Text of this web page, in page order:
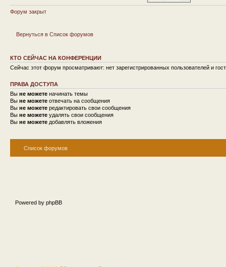
Форум закрыт
Вернуться в Список форумов
КТО СЕЙЧАС НА КОНФЕРЕНЦИИ
Сейчас этот форум просматривают: нет зарегистрированных пользователей и
ПРАВА ДОСТУПА
Вы не можете начинать темы
Вы не можете отвечать на сообщения
Вы не можете редактировать свои сообщения
Вы не можете удалять свои сообщения
Вы не можете добавлять вложения
Список форумов
Powered by phpBB